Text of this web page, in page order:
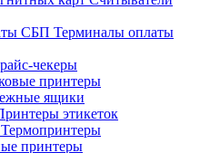
Терминалы оплаты
чекеры
принтеры
ящики
этикеток
Термопринтеры